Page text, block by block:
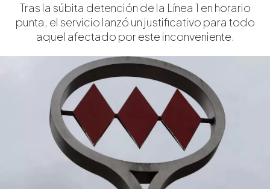
Tras la súbita detención de la Línea 1 en horario
punta, el servicio lanzó un justificativo para todo
aquel afectado por este inconveniente.